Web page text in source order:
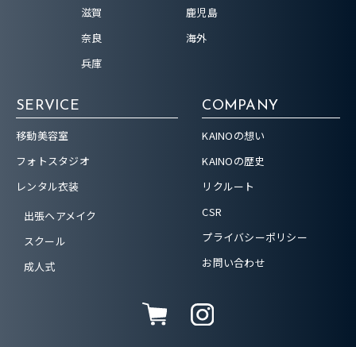
滋賀
奈良
兵庫
鹿児島
海外
SERVICE
移動美容室
フォトスタジオ
レンタル衣装
出張ヘアメイク
スクール
成人式
COMPANY
KAINOの想い
KAINOの歴史
リクルート
CSR
プライバシーポリシー
お問い合わせ